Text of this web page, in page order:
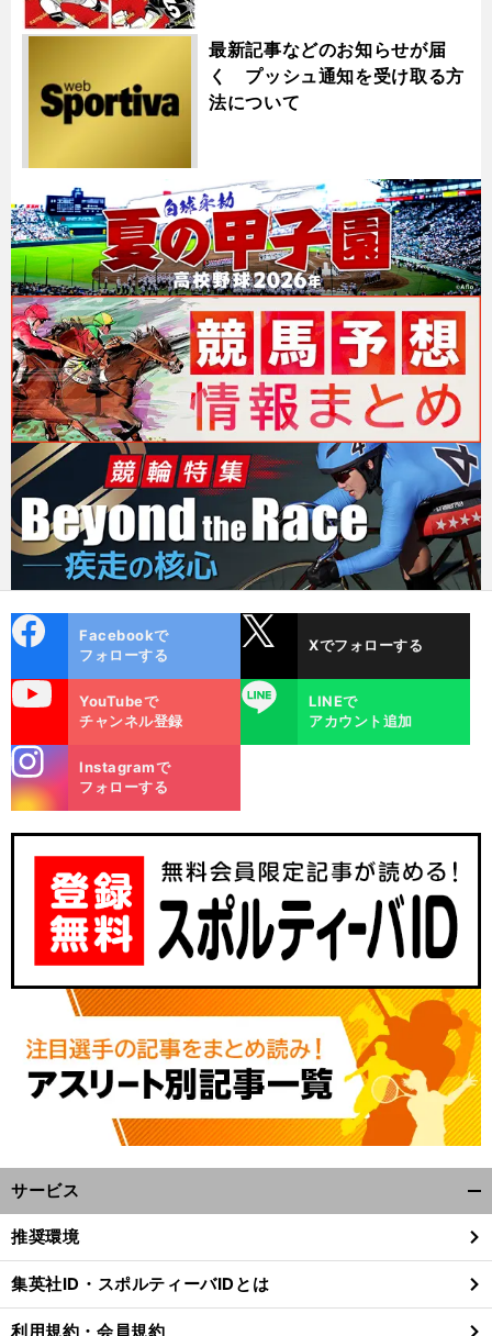
最新記事などのお知らせが届
く プッシュ通知を受け取る方
法について
ok
Facebookで
フォローする
Xでフォローする
YouTubeで
チャンネル登録
LINE
LINEで
アカウント追加
m
Instagramで
フォローする
サービス
閉
る
推奨環境
集英社ID・スポルティーバIDとは
利用規約・会員規約